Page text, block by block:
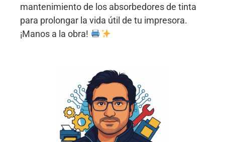
mantenimiento de los absorbedores de tinta
para prolongar la vida útil de tu impresora.
¡Manos a la obra!